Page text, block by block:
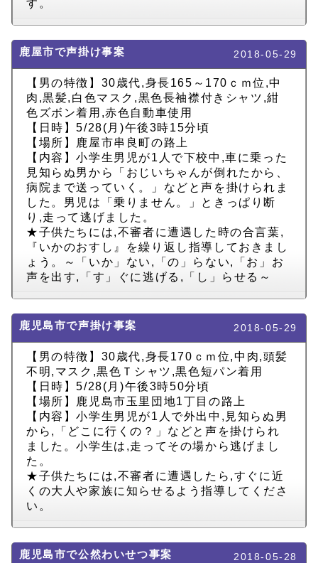
す。
鹿屋市で声掛け事案 2018-05-29
【男の特徴】30歳代,身長165～170ｃｍ位,中
肉,黒髪,白色マスク,黒色長袖襟付きシャツ,紺
色ズボン着用,赤色自動車使用
【日時】5/28(月)午後3時15分頃
【場所】鹿屋市串良町の路上
【内容】小学生男児が1人で下校中,車に乗った
見知らぬ男から「おじいちゃんが倒れたから、
病院まで送っていく。」などと声を掛けられま
した。男児は「乗りません。」ときっぱり断
り,走って逃げました。
★子供たちには,不審者に遭遇した時の合言葉,
『いかのおすし』を繰り返し指導しておきまし
ょう。～「いか」ない,「の」らない,「お」お
声を出す,「す」ぐに逃げる,「し」らせる～
鹿児島市で声掛け事案 2018-05-29
【男の特徴】30歳代,身長170ｃｍ位,中肉,頭髪
不明,マスク,黒色Ｔシャツ,黒色短パン着用
【日時】5/28(月)午後3時50分頃
【場所】鹿児島市玉里団地1丁目の路上
【内容】小学生男児が1人で外出中,見知らぬ男
から,「どこに行くの？」などと声を掛けられ
ました。小学生は,走ってその場から逃げまし
た。
★子供たちには,不審者に遭遇したら,すぐに近
くの大人や家族に知らせるよう指導してくださ
い。
鹿児島市で公然わいせつ事案 2018-05-28